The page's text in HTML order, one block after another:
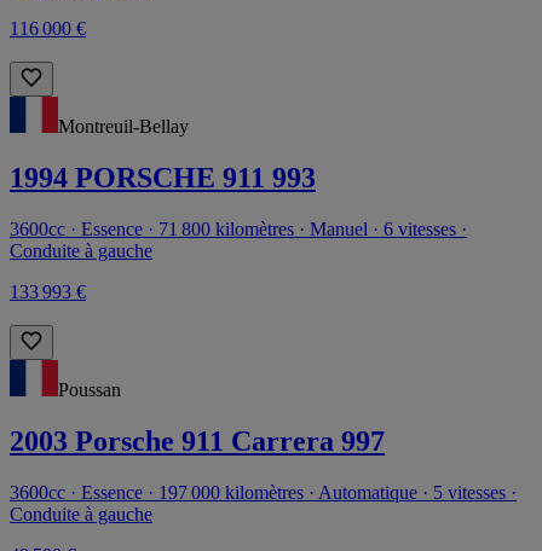
116 000 €
Montreuil-Bellay
1994 PORSCHE 911 993
3600cc · Essence · 71 800 kilomètres · Manuel · 6 vitesses ·
Conduite à gauche
133 993 €
Poussan
2003 Porsche 911 Carrera 997
3600cc · Essence · 197 000 kilomètres · Automatique · 5 vitesses ·
Conduite à gauche